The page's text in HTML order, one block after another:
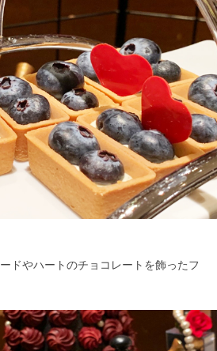
ドやハートのチョコレートを飾ったフ